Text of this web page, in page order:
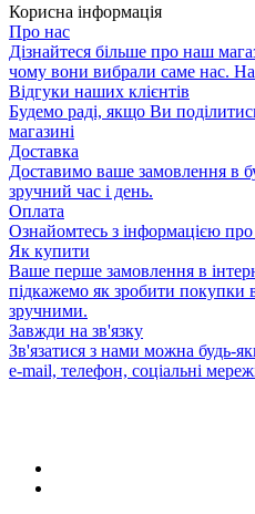
Корисна інформація
Про нас
Дізнайтеся більше про наш
чому вони вибрали саме нас.
Відгуки наших клієнтів
Будемо раді, якщо Ви
магазині
Доставка
Доставимо ваше замовлення в
зручний час і день.
Оплата
Ознайомтесь з інформацією
Як купити
Ваше перше замовлення в
підкажемо як зробити покупки
зручними.
Завжди на зв'язку
Зв'язатися з нами можна будь-
e-mail, телефон, соціальні